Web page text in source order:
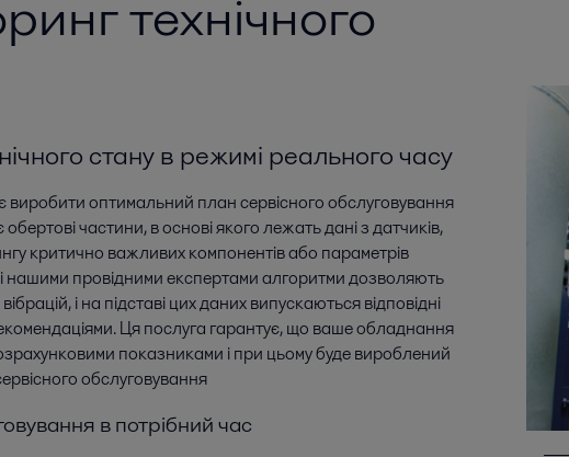
технічного
стану в режимі реального часу
виробити оптимальний план сервісного обслуговування
частини, в основі якого лежать дані з датчиків,
критично важливих компонентів або параметрів
нашими провідними експертами алгоритми дозволяють
і на підставі цих даних випускаються відповідні
Ця послуга гарантує, що ваше обладнання
показниками і при цьому буде вироблений
обслуговування
в потрібний час